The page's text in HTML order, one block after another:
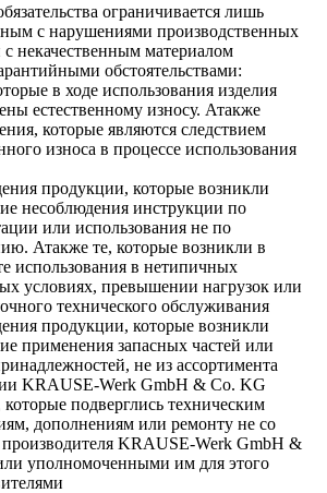
ограничивается лишь
с нарушениями производственных
некачественным материалом
обстоятельствами:
в ходе использования изделия
естественному износу. Атакже
которые являются следствием
износа в процессе использования
продукции, которые возникли
несоблюдения инструкции по
или использования не по
Атакже те, которые возникли в
использования в нетипичных
условиях, превышении нагрузок или
технического обслуживания
продукции, которые возникли
применения запасных частей или
не из ассортимента
KRAUSE-Werk GmbH & Со. KG
подверглись техническим
дополнениям или ремонту не со
KRAUSE-Werk GmbH &
уполномоченными им для этого